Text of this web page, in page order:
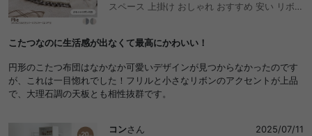
スペース 上掛け おしゃれ おすすめ 安い リボン
ーム 毛布 ブランケット 洗濯機 丸洗い
こたつなのに生活感が出なくて最高にかわいい！
円形のこたつ布団はなかなか可愛いデザインが見つからなかったのです
が、これは一目惚れでした！フリルと小さなリボンのアクセントが上品
で、大理石調の天板とも相性抜群です。
コンさん
2025/07/11